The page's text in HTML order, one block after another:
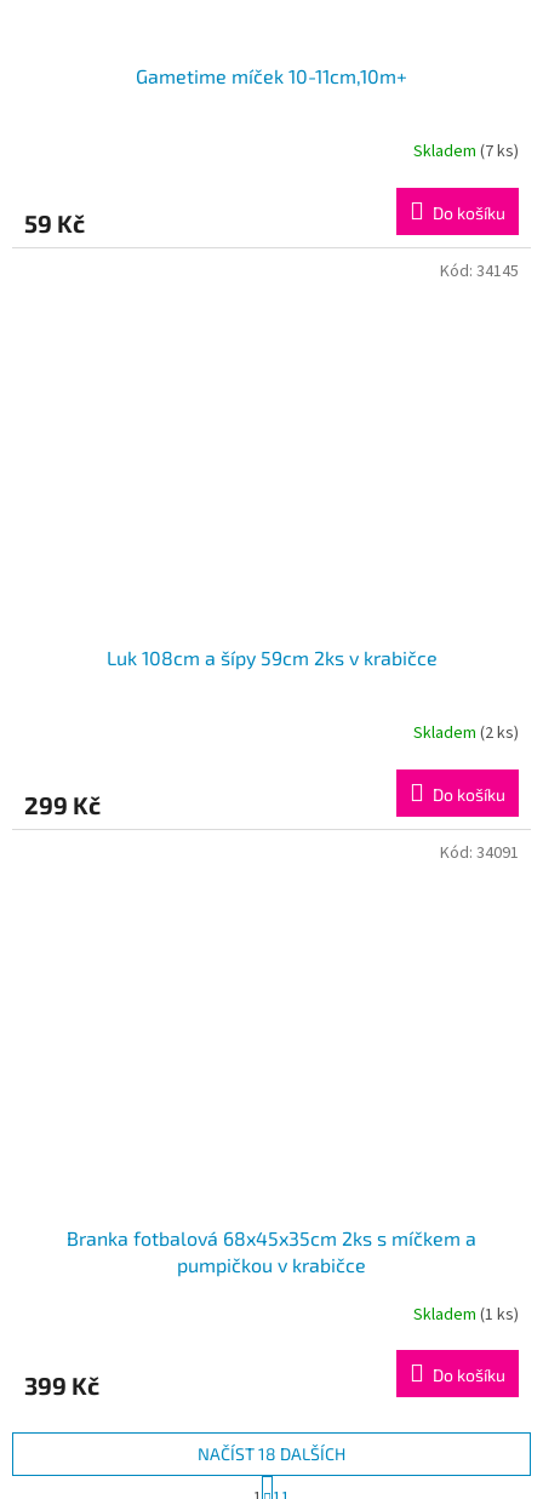
Gametime míček 10-11cm,10m+
Skladem (7 ks)
59 Kč Do košíku
Luk 108cm a šípy 59cm 2ks v krabičce
Skladem (2 ks)
299 Kč Do košíku
Kód: 34145
Branka fotbalová 68x45x35cm 2ks s míčkem a
pumpičkou v krabičce
Skladem (1 ks)
399 Kč Do košíku
Kód: 34091
NAČÍST 18 DALŠÍCH